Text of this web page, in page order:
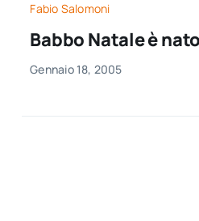
Fabio Salomoni
Babbo Natale è
Gennaio 18, 2005